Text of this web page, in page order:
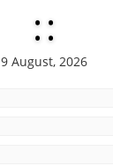
::
9 August, 2026